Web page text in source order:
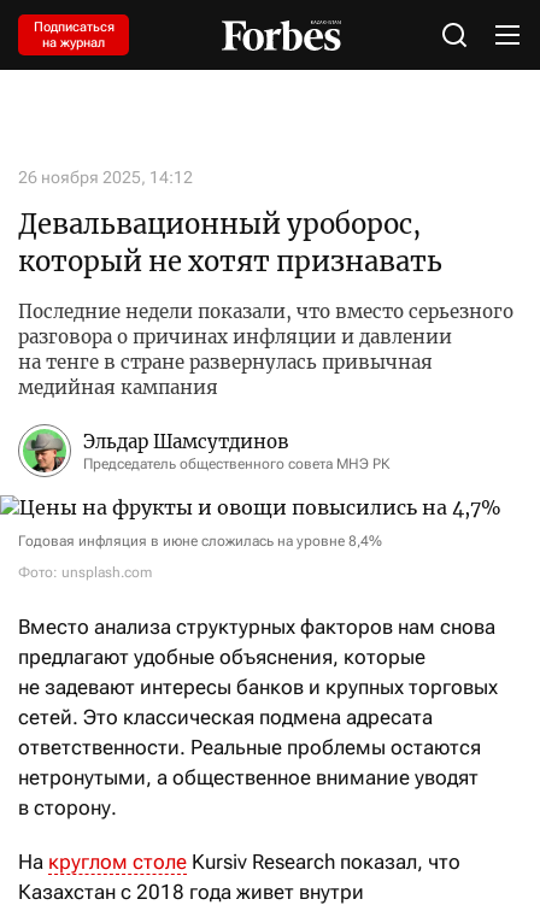
Подписаться
на журнал
26 ноября 2025, 14:12
Девальвационный уроборос,
который не хотят признавать
Последние недели показали, что вместо серьезного
разговора о причинах инфляции и давлении
на тенге в стране развернулась привычная
медийная кампания
Эльдар Шамсутдинов
Председатель общественного совета МНЭ РК
Годовая инфляция в июне сложилась на уровне 8,4%
Фото: unsplash.com
Вместо анализа структурных факторов нам снова
предлагают удобные объяснения, которые
не задевают интересы банков и крупных торговых
сетей. Это классическая подмена адресата
ответственности. Реальные проблемы остаются
нетронутыми, а общественное внимание уводят
в сторону.
На круглом столе Kursiv Research показал, что
Казахстан с 2018 года живет внутри